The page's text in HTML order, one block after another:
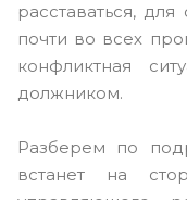
расставаться,
почти во всех
конфликтная
должником.
Разберем по
встанет на